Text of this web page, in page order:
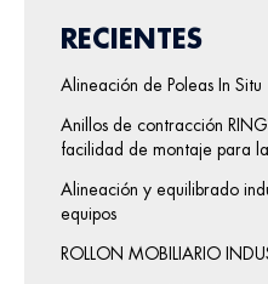
RECIENTES
Alineación de Poleas In Situ
Anillos de contracción
facilidad de montaje para
Alineación y equilibrado
equipos
ROLLON MOBILIARIO